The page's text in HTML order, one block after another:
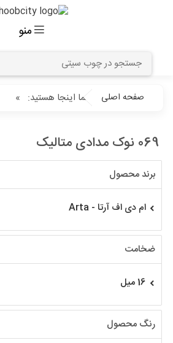
منو
شما اینجا هستید: صفحه اصلی »
069 نوک مدادی متالیک
برند محصول
ام دی اف آرتا - Arta
ضخامت
16 میل
رنگ محصول